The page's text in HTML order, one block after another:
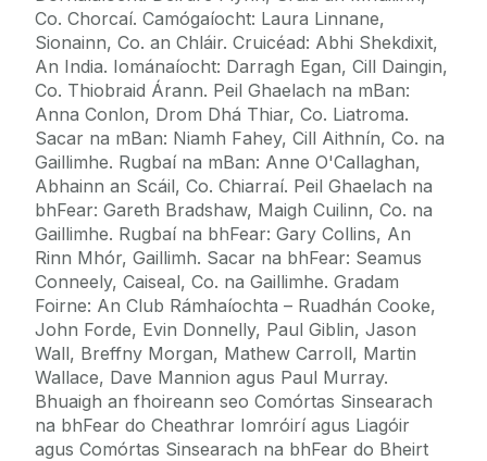
Co. Chorcaí. Camógaíocht: Laura Linnane,
Sionainn, Co. an Chláir. Cruicéad: Abhi Shekdixit,
An India. Iománaíocht: Darragh Egan, Cill Daingin,
Co. Thiobraid Árann. Peil Ghaelach na mBan:
Anna Conlon, Drom Dhá Thiar, Co. Liatroma.
Sacar na mBan: Niamh Fahey, Cill Aithnín, Co. na
Gaillimhe. Rugbaí na mBan: Anne O'Callaghan,
Abhainn an Scáil, Co. Chiarraí. Peil Ghaelach na
bhFear: Gareth Bradshaw, Maigh Cuilinn, Co. na
Gaillimhe. Rugbaí na bhFear: Gary Collins, An
Rinn Mhór, Gaillimh. Sacar na bhFear: Seamus
Conneely, Caiseal, Co. na Gaillimhe. Gradam
Foirne: An Club Rámhaíochta – Ruadhán Cooke,
John Forde, Evin Donnelly, Paul Giblin, Jason
Wall, Breffny Morgan, Mathew Carroll, Martin
Wallace, Dave Mannion agus Paul Murray.
Bhuaigh an fhoireann seo Comórtas Sinsearach
na bhFear do Cheathrar Iomróirí agus Liagóir
agus Comórtas Sinsearach na bhFear do Bheirt